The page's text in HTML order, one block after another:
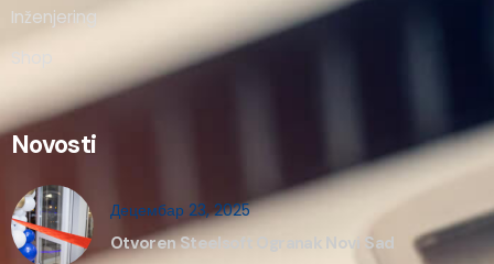
Inženjering
Shop
Novosti
Децембар 23, 2025
Otvoren Steelsoft Ogranak Novi Sad